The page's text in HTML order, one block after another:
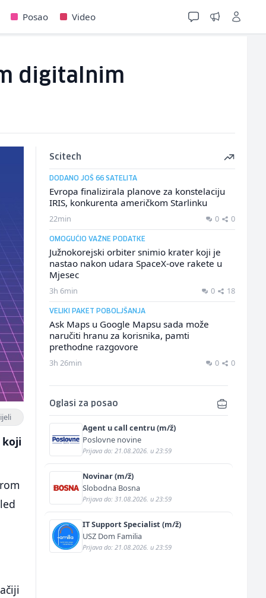
Posao Video
digitalnim
koji
Scitech
DODANO JOŠ 66 SATELITA
Evropa finalizirala planove za konstelaciju
IRIS, konkurenta američkom Starlinku
22min 0 0
OMOGUĆIO VAŽNE PODATKE
Južnokorejski orbiter snimio krater koji je
nastao nakon udara SpaceX-ove rakete u
Mjesec
3h 6min 0 18
VELIKI PAKET POBOLJŠANJA
Ask Maps u Google Mapsu sada može
naručiti hranu za korisnika, pamti
prethodne razgovore
3h 26min 0 0
Oglasi za posao
Agent u call centru (m/ž)
Poslovne novine
Prijava do: 21.08.2026. u 23:59
Novinar (m/ž)
Slobodna Bosna
Prijava do: 31.08.2026. u 23:59
IT Support Specialist (m/ž)
USZ Dom Familia
Prijava do: 21.08.2026. u 23:59